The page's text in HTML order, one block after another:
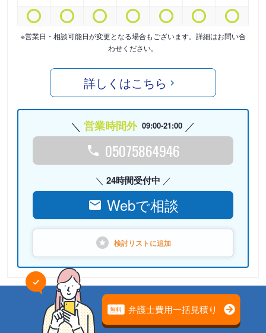
※営業日・相談可能日が変更となる場合もございます。詳細はお問い合
わせください。
詳しくはこちら
営業時間外 09:00-21:00
05075864946
24時間受付中
Webで相談
検討リストに追加
弁護士法人心（本部） PR